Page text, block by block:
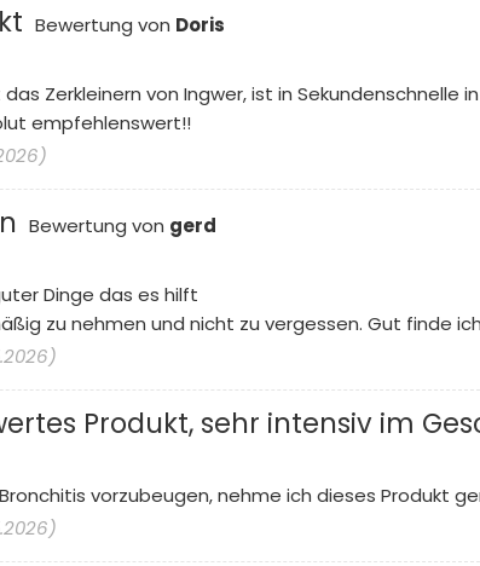
Bewertung von Doris
Zerkleinern von Ingwer, ist in
empfehlenswert!!
Bewertung von gerd
Dinge das es hilft
zu nehmen und nicht zu vergessen. Gut finde
Produkt, sehr intensiv im
vorzubeugen, nehme ich dieses Produkt